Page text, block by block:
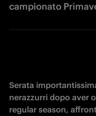
campionato
Serata
nerazzurri dopo aver
regular season,